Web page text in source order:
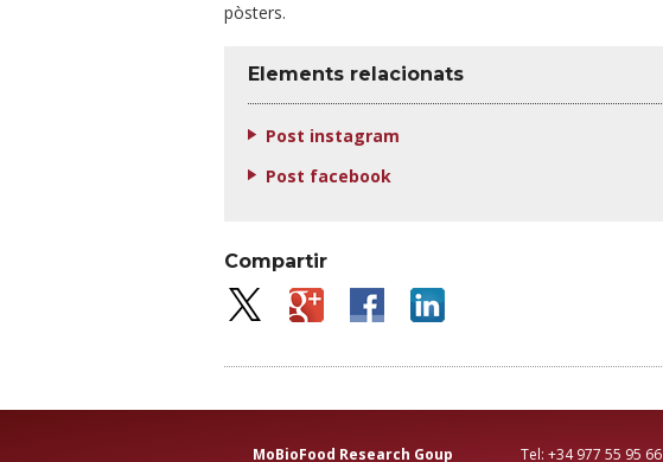
pòsters.
Elements relacionats
Post instagram
Post facebook
Compartir
MoBioFood Research Goup Tel: +34 977 55 95 66